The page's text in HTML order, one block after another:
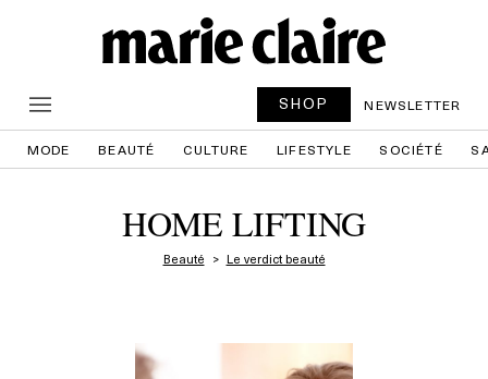
SHOP NEWSLETTER
MODE BEAUTÉ CULTURE LIFESTYLE SOCIÉTÉ
HOME LIFTING
Beauté Le verdict beauté